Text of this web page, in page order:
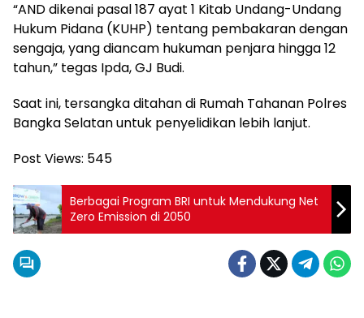
“AND dikenai pasal 187 ayat 1 Kitab Undang-Undang
Hukum Pidana (KUHP) tentang pembakaran dengan
sengaja, yang diancam hukuman penjara hingga 12
tahun,” tegas Ipda, GJ Budi.
Saat ini, tersangka ditahan di Rumah Tahanan Polres
Bangka Selatan untuk penyelidikan lebih lanjut.
Post Views: 545
Berbagai Program BRI untuk Mendukung Net
Zero Emission di 2050